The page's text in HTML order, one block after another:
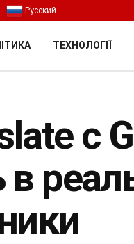
Русский
ТЕХНОЛОГІЇ
с
в